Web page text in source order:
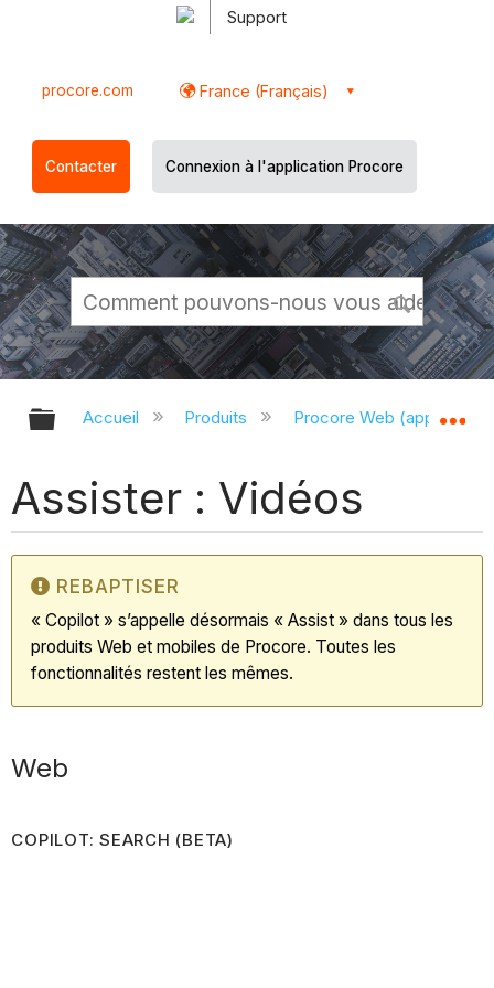
Support
procore.com France (Français)
Contacter Connexion à l'application Procore
Développer/réduire la hiérarchie
Accueil Produits Procore Web
Assister : Vidéos
REBAPTISER
« Copilot » s’appelle désormais « Assist » dans tous les
produits Web et mobiles de Procore. Toutes les
fonctionnalités restent les mêmes.
Web
COPILOT: SEARCH (BETA)